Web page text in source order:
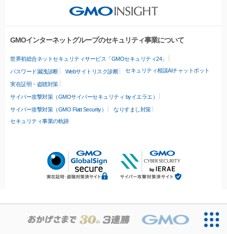
GMOインターネットグループのセキュリティ事業について
世界初総合ネットセキュリティサービス「GMOセキュリティ24」
パスワード漏洩診断 Webサイトリスク診断 セキュリティ相談AIチャットボット
実在証明・盗聴対策
サイバー攻撃対策（GMOサイバーセキュリティ byイエラエ）
サイバー攻撃対策（GMO Flatt Security）
なりすまし対策
セキュリティ事業の軌跡